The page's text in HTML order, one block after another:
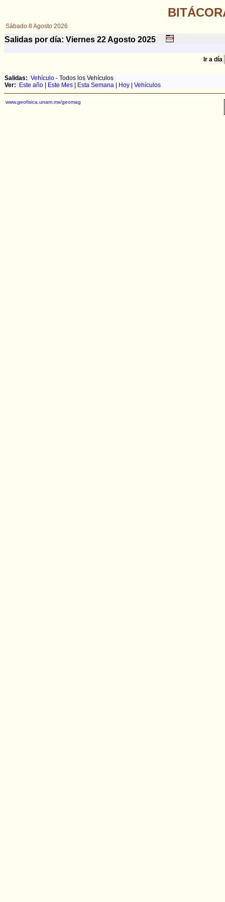
Sábado 8 Agosto 2026
Salidas por día: Viernes 22Agosto 2025
Ir a día
Salidas: Vehículo - Todos los Vehículos
Ver:
Este año Este Mes Esta Semana Hoy Vehículos
www.geofisica.unam.mx/geomag